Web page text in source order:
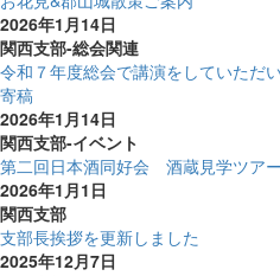
2026年1月14日
関西支部-総会関連
令和７年度総会で講演をしていただ
寄稿
2026年1月14日
関西支部-イベント
第二回日本酒同好会 酒蔵見学ツア
2026年1月1日
関西支部
支部長挨拶を更新しました
2025年12月7日